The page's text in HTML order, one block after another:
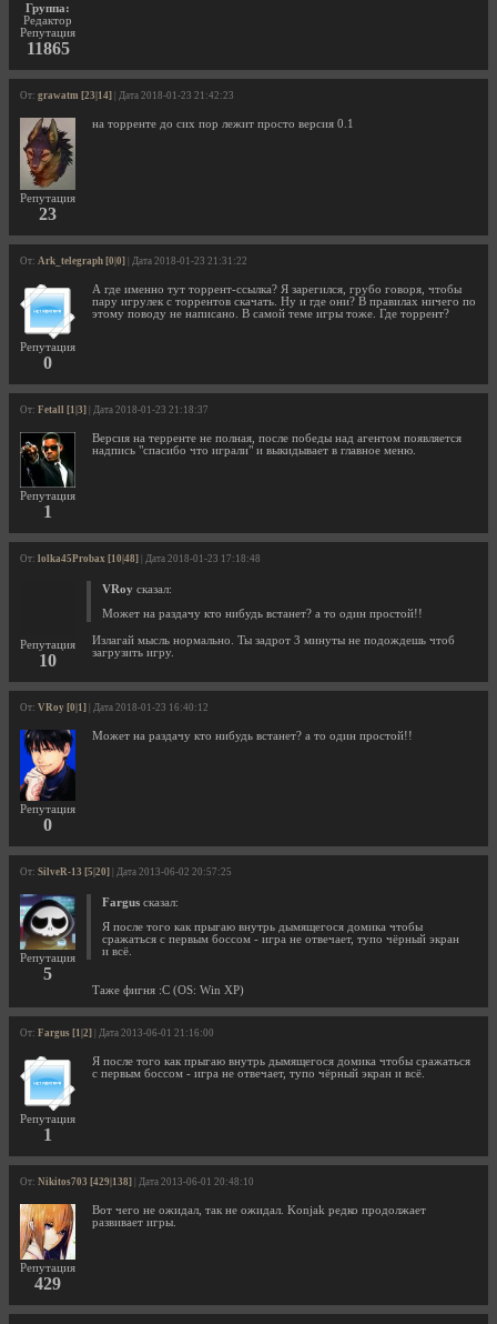
Группа:
Редактор
Репутация
11865
От: grawatm [23|14] | Дата 2018-01-23 21:42:23
Репутация
23
на торренте до сих пор лежит просто версия 0.1
От: Ark_telegraph [0|0] | Дата 2018-01-23 21:31:22
Репутация
0
А где именно тут торрент-ссылка? Я зарегился, грубо говоря, чтобы
пару игрулек с торрентов скачать. Ну и где они? В правилах ничего по
этому поводу не написано. В самой теме игры тоже. Где торрент?
От: Fetall [1|3] | Дата 2018-01-23 21:18:37
Репутация
1
Версия на терренте не полная, после победы над агентом появляется
надпись "спасибо что играли" и выкидывает в главное меню.
От: lolka45Probax [10|48] | Дата 2018-01-23 17:18:48
Репутация
10
VRoy сказал:
Может на раздачу кто нибудь встанет? а то один простой!!
Излагай мысль нормально. Ты задрот 3 минуты не подождешь чтоб
загрузить игру.
От: VRoy [0|1] | Дата 2018-01-23 16:40:12
Репутация
0
Может на раздачу кто нибудь встанет? а то один простой!!
От: SilveR-13 [5|20] | Дата 2013-06-02 20:57:25
Репутация
5
Fargus сказал:
Я после того как прыгаю внутрь дымящегося домика чтобы
сражаться с первым боссом - игра не отвечает, тупо чёрный экран
и всё.
Таже фигня :С (OS: Win XP)
От: Fargus [1|2] | Дата 2013-06-01 21:16:00
Репутация
1
Я после того как прыгаю внутрь дымящегося домика чтобы сражаться
с первым боссом - игра не отвечает, тупо чёрный экран и всё.
От: Nikitos703 [429|138] | Дата 2013-06-01 20:48:10
Репутация
429
Вот чего не ожидал, так не ожидал. Konjak редко продолжает
развивает игры.